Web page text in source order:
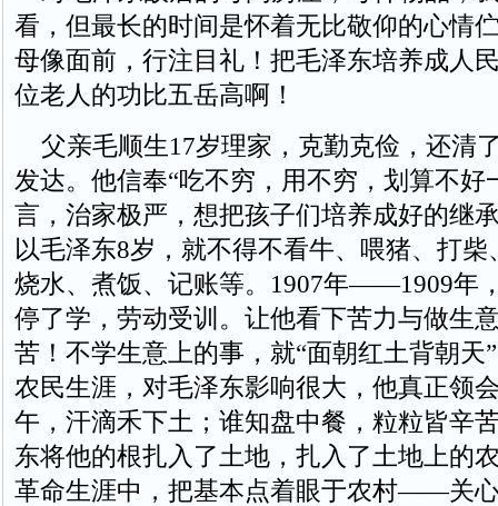
看，但最长的时间是怀着无比敬仰的心情
母像面前，行注目礼！把毛泽东培养成人
位老人的功比五岳高啊！
父亲毛顺生17岁理家，克勤克俭，还清
发达。他信奉“吃不穷，用不穷，划算不好
言，治家极严，想把孩子们培养成好的继
以毛泽东8岁，就不得不看牛、喂猪、打柴
烧水、煮饭、记账等。1907年——1909年
停了学，劳动受训。让他看下苦力与做生
苦！不学生意上的事，就“面朝红土背朝天
农民生涯，对毛泽东影响很大，他真正领
午，汗滴禾下土；谁知盘中餐，粒粒皆辛
东将他的根扎入了土地，扎入了土地上的
革命生涯中，把基本点着眼于农村——关